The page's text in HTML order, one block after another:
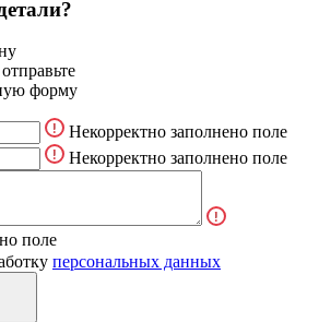
форму
Некорректно заполнено поле
Некорректно заполнено поле
поле
персональных данных